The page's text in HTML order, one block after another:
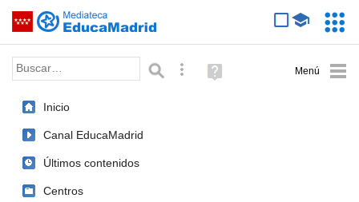
Saltar navegación
Palabra o frase: Búsqueda avanzada
Ayuda
(en
Inicio
Canal EducaMadrid
Últimos contenidos
Centros